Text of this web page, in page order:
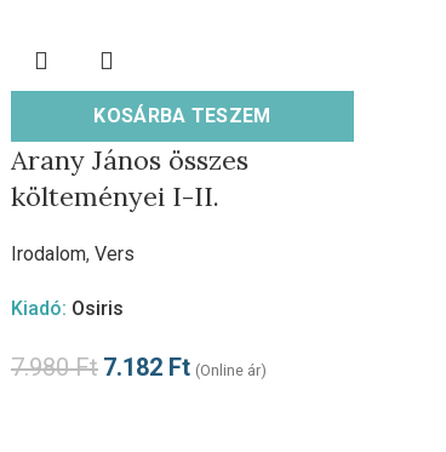
KOSÁRBA TESZEM
Arany János összes
költeményei I-II.
Irodalom, Vers
Kiadó: Osiris
7.980Ft 7.182 Ft (Online ár)